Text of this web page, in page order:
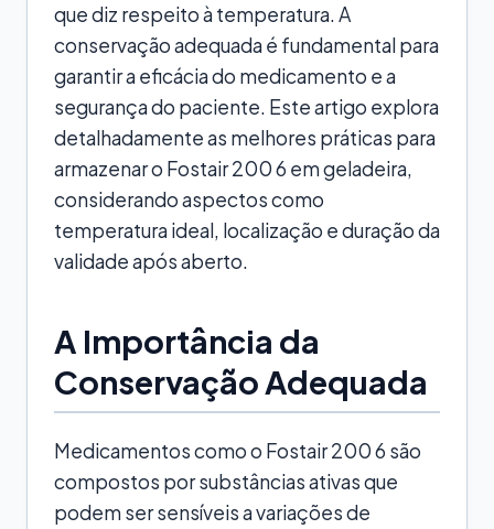
que diz respeito à temperatura. A
conservação adequada é fundamental para
garantir a eficácia do medicamento e a
segurança do paciente. Este artigo explora
detalhadamente as melhores práticas para
armazenar o Fostair 200 6 em geladeira,
considerando aspectos como
temperatura ideal, localização e duração da
validade após aberto.
A Importância da
Conservação Adequada
Medicamentos como o Fostair 200 6 são
compostos por substâncias ativas que
podem ser sensíveis a variações de